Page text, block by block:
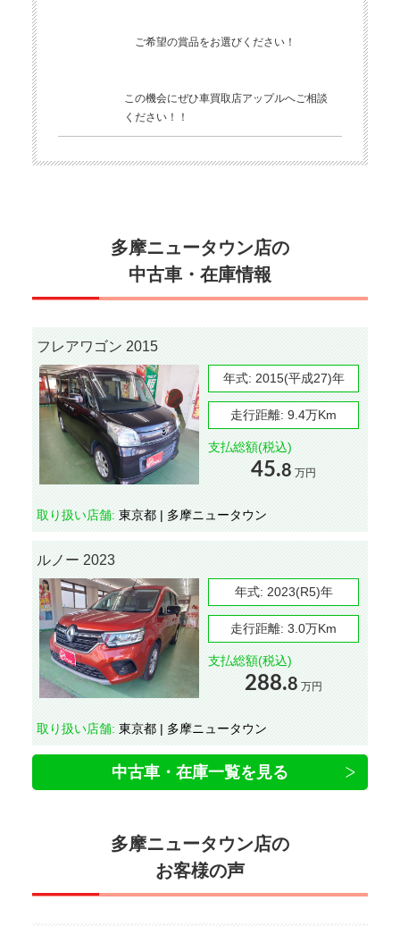
ご希望の賞品をお選びください！
この機会にぜひ車買取店アップルへご相談
ください！！
多摩ニュータウン店の
中古車・在庫情報
フレアワゴン 2015
年式: 2015(平成27)年
走行距離: 9.4万Km
支払総額(税込)
45.8 万円
取り扱い店舗: 東京都 | 多摩ニュータウン
ルノー 2023
年式: 2023(R5)年
走行距離: 3.0万Km
支払総額(税込)
288.8 万円
取り扱い店舗: 東京都 | 多摩ニュータウン
中古車・在庫一覧を見る
多摩ニュータウン店の
お客様の声